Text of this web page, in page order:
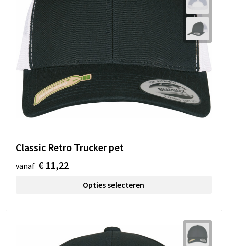
Classic Retro Trucker pet
vanaf € 11,22
Opties selecteren